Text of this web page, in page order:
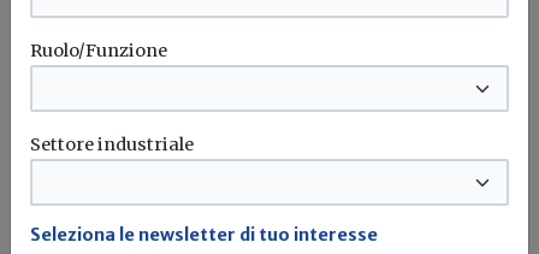
immessa in rete del GSE, fornito dal
medesimo GSE e messo a disposizione
A seguito del ricevimento della parte II
provvede a:
Ruolo/Funzione
Settore industriale
Seleziona le newsletter di tuo interesse